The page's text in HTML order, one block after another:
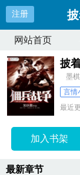
注册
网站首页
披
墨
言情
最近
加入书架
最新章节